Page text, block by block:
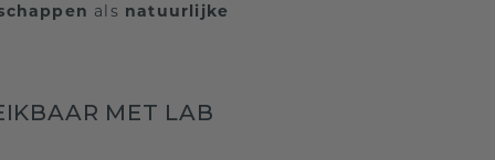
als natuurlijke
MET LAB